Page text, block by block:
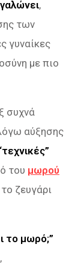
,
των
γυναίκες
με πιο
συχνά
αύξησης
του μωρού
ζευγάρι
το μωρό;”